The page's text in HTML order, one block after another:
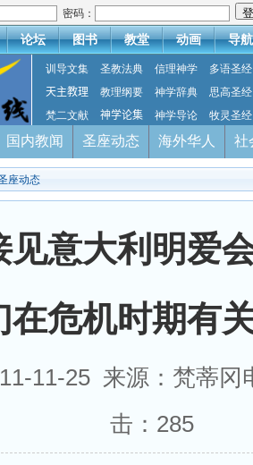
密码：
论坛 图书 教堂 动画 导航
训导文集 圣教法典 信理神学
多语圣经
天主教理
教理纲要 神学辞典
思高圣经
梵二文献
神学论集 神学导论 牧灵圣经
国内教闻 圣座动态 海外华人 社
座动态
见意大利明爱
在危机时期有
11-25 来源：梵蒂
击： 285